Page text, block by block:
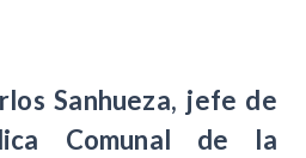
Sanhueza, jefe de
Comunal de la